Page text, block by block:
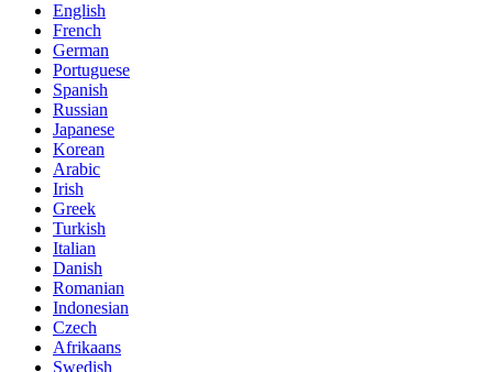
English
French
German
Portuguese
Spanish
Russian
Japanese
Korean
Arabic
Irish
Greek
Turkish
Italian
Danish
Romanian
Indonesian
Czech
Afrikaans
Swedish